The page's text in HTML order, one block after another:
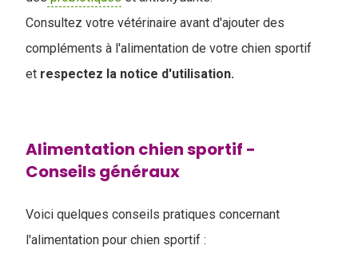
Consultez votre vétérinaire avant d'ajouter des
compléments à l'alimentation de votre chien sportif
et respectez la notice d'utilisation.
Alimentation chien sportif -
Conseils généraux
Voici quelques conseils pratiques concernant
l'alimentation pour chien sportif :